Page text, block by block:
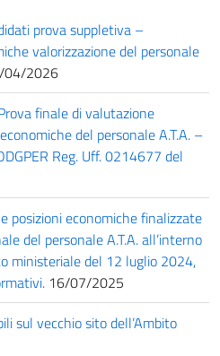
prova suppletiva –
valorizzazione del personale
2026
finale di valutazione
del personale A.T.A. –
Reg. Uff. 0214677 del
posizioni economiche finalizzate
del personale A.T.A. all’interno
ministeriale del 12 luglio 2024,
16/07/2025
sul vecchio sito dell’Ambito